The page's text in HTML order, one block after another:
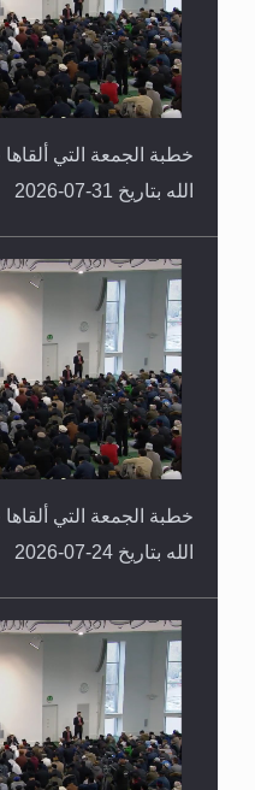
خطبة الجمعة التي
الله بتاريخ 31-07-2026
خطبة الجمعة التي
الله بتاريخ 24-07-2026